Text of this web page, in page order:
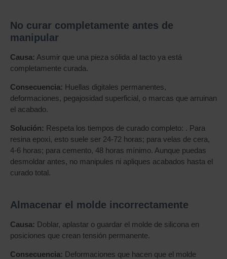
No curar completamente antes de
manipular
Causa: Asumir que una pieza sólida al tacto ya está
completamente curada.
Consecuencia: Huellas digitales permanentes,
deformaciones, pegajosidad superficial, o marcas que arruinan
el acabado.
Solución: Respeta los tiempos de curado completo: . Para
resina epoxi, esto suele ser 24-72 horas; para velas de cera,
4-6 horas; para cemento, 48 horas mínimo. Aunque puedas
desmoldar antes, no manipules ni apliques acabados hasta el
curado total.
Almacenar el molde incorrectamente
Causa: Doblar, aplastar o guardar el molde de silicona en
posiciones que crean tensión permanente.
Consecuencia: Deformaciones que hacen que el molde